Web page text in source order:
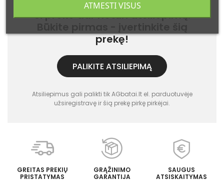
Ši prekė dar neturi atsiliepimų.
prekę!
PALIKITE ATSILIEPIMĄ
Atsiliepimus gali palikti tik AGbatai.lt el. parduotuvėje
užsiregistravę ir šią prekę pirkę pirkėjai.
GREITAS PREKIŲ
PRISTATYMAS
GRĄŽINIMO
GARANTIJA
SAUGUS
ATSISKAITYMAS
ATMESTI VISUS